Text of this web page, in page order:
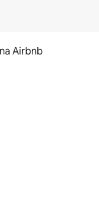
Airbnb